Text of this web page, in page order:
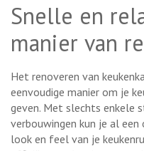
Snelle en
manier van
Het renoveren van
eenvoudige manier om je
geven. Met slechts enkele
verbouwingen kun je al
look en feel van je